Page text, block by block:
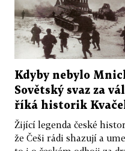
Kdyby nebylo
Sovětský svaz za
říká historik
Žijící legenda české
že Češi rádi shazují a